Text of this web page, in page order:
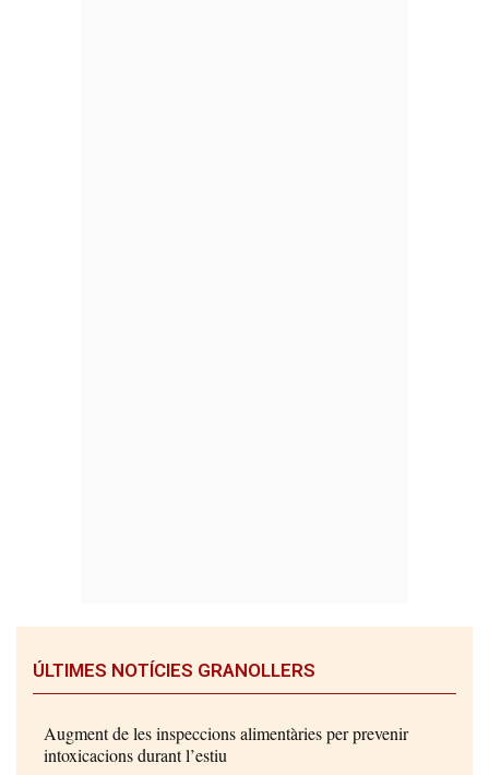
ÚLTIMES NOTÍCIES GRANOLLERS
Augment de les inspeccions alimentàries per prevenir
intoxicacions durant l’estiu